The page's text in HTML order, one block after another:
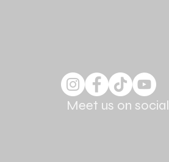
Meet us on social